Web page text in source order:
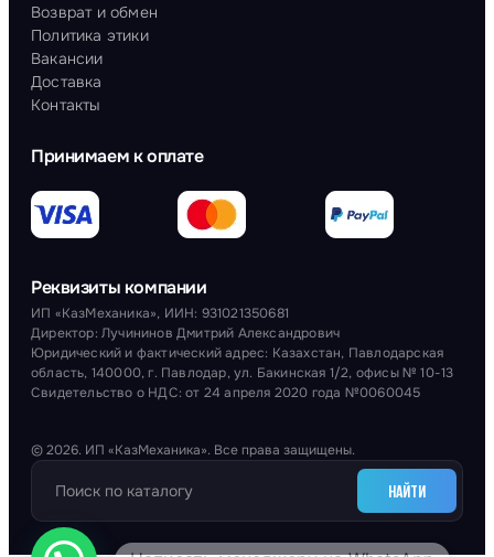
Возврат и обмен
Политика этики
Вакансии
Доставка
Контакты
Принимаем к оплате
Реквизиты компании
ИП «КазМеханика», ИИН: 931021350681
Директор: Лучининов Дмитрий Александрович
Юридический и фактический адрес: Казахстан, Павлодарская
область, 140000, г. Павлодар, ул. Бакинская 1/2, офисы № 10-13
Свидетельство о НДС: от 24 апреля 2020 года №0060045
© 2026. ИП «КазМеханика». Все права защищены.
НАЙТИ